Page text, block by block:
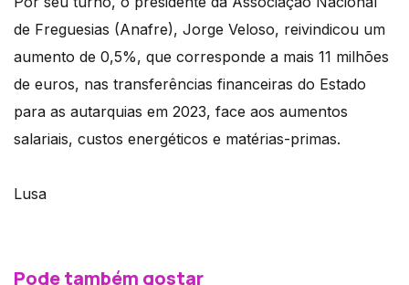
de Freguesias (Anafre), Jorge Veloso, reivindicou um
aumento de 0,5%, que corresponde a mais 11 milhões
de euros, nas transferências financeiras do Estado
para as autarquias em 2023, face aos aumentos
salariais, custos energéticos e matérias-primas.
Lusa
Pode também gostar